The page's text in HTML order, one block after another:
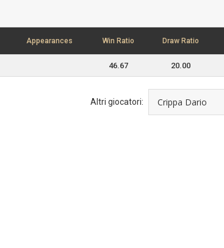
Appearances Win Ratio Draw Ratio
46.67 20.00
Altri giocatori: